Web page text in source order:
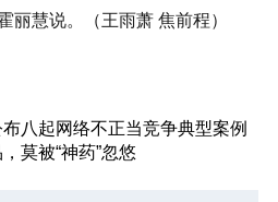
丽慧说。（王雨萧 焦前程）
八起网络不正当竞争典型案例
莫被“神药”忽悠